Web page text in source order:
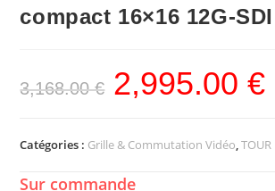
compact 16×16 12G-
3,168.00€ 2,995.00€
Catégories : Grille & Commutation Vidéo,TOUR
Sur commande